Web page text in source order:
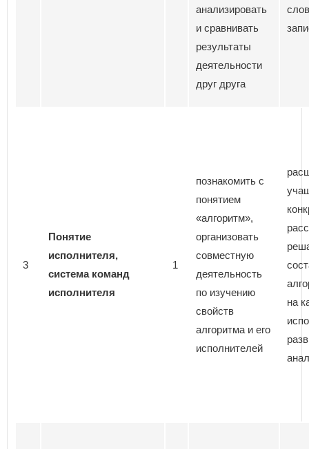
анализировать
и сравнивать
результаты
деятельности
друг друга
3
Понятие
исполнителя,
система команд
исполнителя
1
познакомить с
понятием
«алгоритм»,
организовать
совместную
деятельность
по изучению
свойств
алгоритма и его
исполнителей
на